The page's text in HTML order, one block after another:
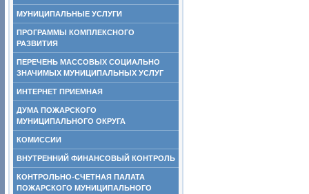
МУНИЦИПАЛЬНЫЕ УСЛУГИ
ПРОГРАММЫ КОМПЛЕКСНОГО
РАЗВИТИЯ
ПЕРЕЧЕНЬ МАССОВЫХ СОЦИАЛЬНО
ЗНАЧИМЫХ МУНИЦИПАЛЬНЫХ УСЛУГ
ИНТЕРНЕТ ПРИЕМНАЯ
ДУМА ПОЖАРСКОГО
МУНИЦИПАЛЬНОГО ОКРУГА
КОМИССИИ
ВНУТРЕННИЙ ФИНАНСОВЫЙ КОНТРОЛЬ
КОНТРОЛЬНО-СЧЕТНАЯ ПАЛАТА
ПОЖАРСКОГО МУНИЦИПАЛЬНОГО